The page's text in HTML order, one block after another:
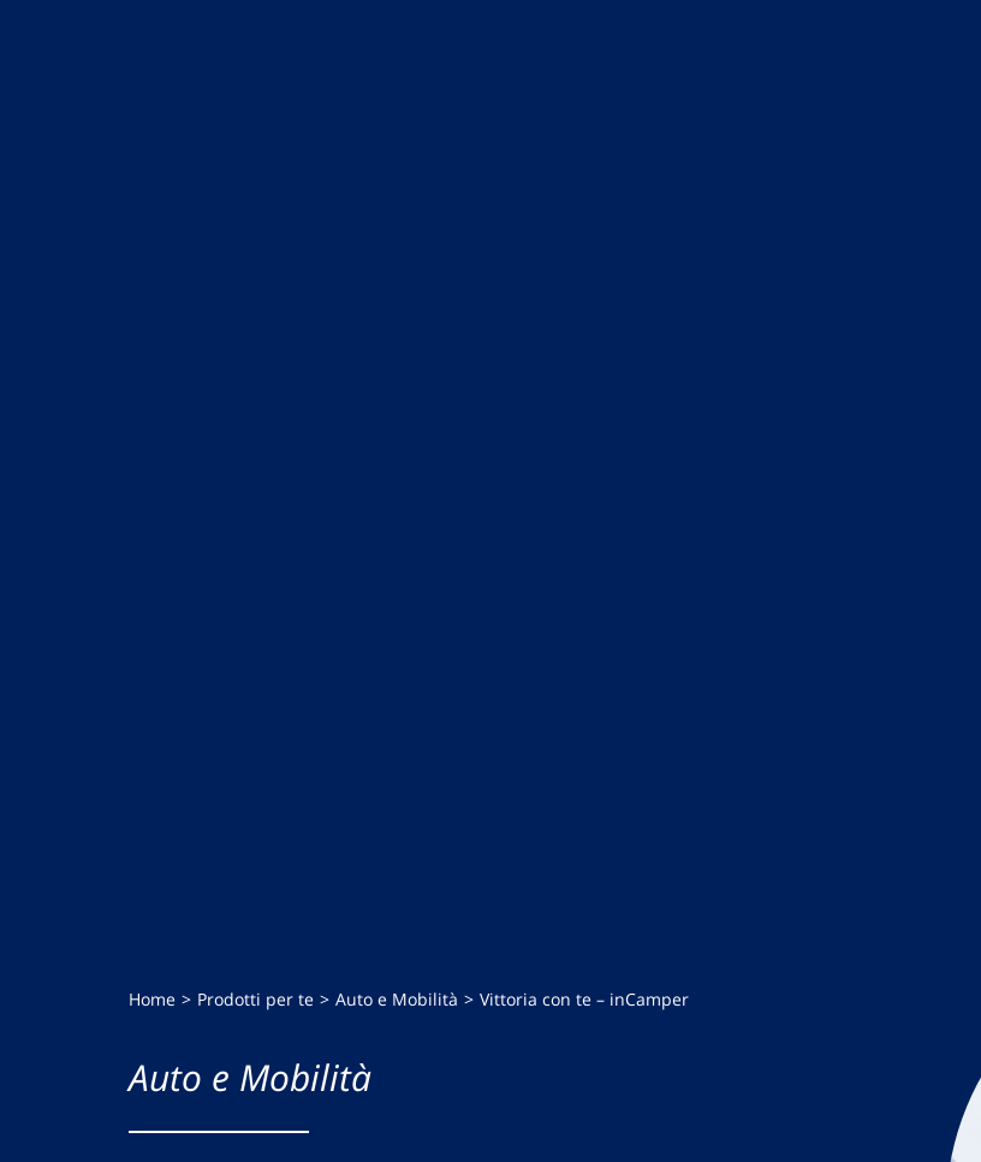
Home Prodotti per te Auto e Mobilità Vittoria con te – inCamper
Auto e Mobilità